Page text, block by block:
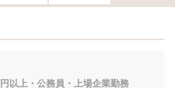
以上・公務員・上場企業勤務